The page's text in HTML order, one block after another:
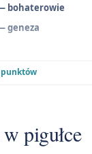
bohaterowie
geneza
problematyka
kompozycja,
jak wykorzystać na
punktów
pigułce